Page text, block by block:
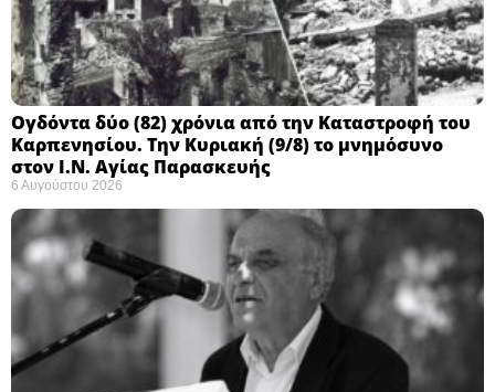
Ογδόντα δύο (82) χρόνια από την Καταστροφή του
Καρπενησίου. Την Κυριακή (9/8) το μνημόσυνο
στον Ι.Ν. Αγίας Παρασκευής
6 Αυγούστου 2026